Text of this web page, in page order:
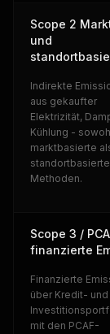
Scope 2
und
Indirekte
aus gekaufter
Elektrizität,
Kühlung -
marktbasierte
standortbasierte
Methoden.
Scope 3 /
finanzierte
Finanzierte
über Kredit- und
mit den PCAF-